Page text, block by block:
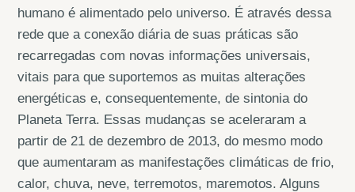
humano é alimentado pelo universo. É através dessa
rede que a conexão diária de suas práticas são
recarregadas com novas informações universais,
vitais para que suportemos as muitas alterações
energéticas e, consequentemente, de sintonia do
Planeta Terra. Essas mudanças se aceleraram a
partir de 21 de dezembro de 2013, do mesmo modo
que aumentaram as manifestações climáticas de frio,
calor, chuva, neve, terremotos, maremotos. Alguns